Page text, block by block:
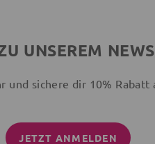
UNSEREM
und sichere dir 10%
JETZT ANMELDEN